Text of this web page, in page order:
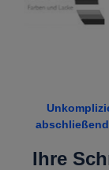
Ihre